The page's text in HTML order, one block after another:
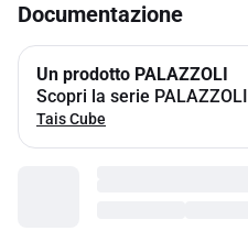
Documentazione
Un prodotto PALAZZOLI
Scopri la serie PALAZZOLI
Tais Cube